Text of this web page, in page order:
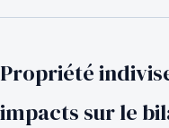
Propriété
impacts sur le